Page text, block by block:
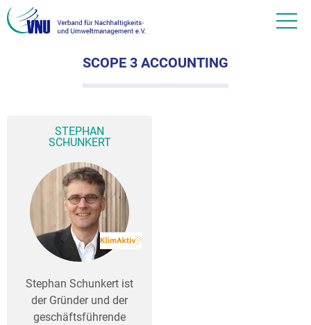
SCOPE 3 ACCOUNTING
STEPHAN
SCHUNKERT
Stephan Schunkert ist
der Gründer und der
geschäftsführende